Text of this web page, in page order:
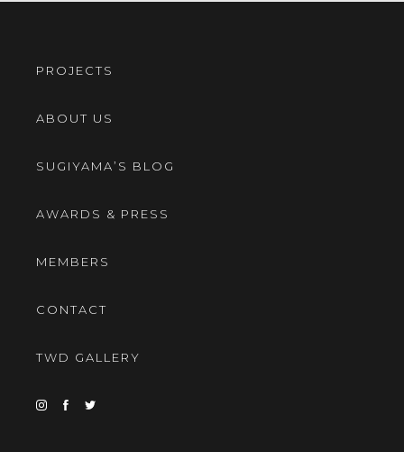
PROJECTS
ABOUT US
SUGIYAMA’S BLOG
AWARDS & PRESS
MEMBERS
CONTACT
TWD GALLERY